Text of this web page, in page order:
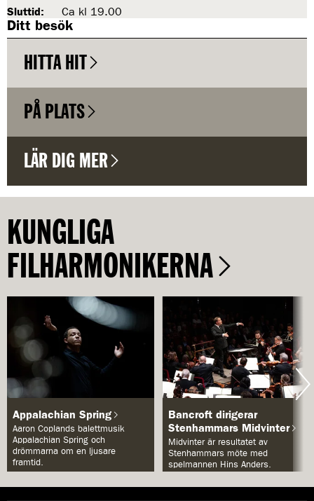
Sluttid:
Ca kl 19.00
Ditt besök
HITTA HIT
PÅ PLATS
LÄR DIG MER
KUNGLIGA
FILHARMONIKERNA
Appalachian Spring
Aaron Coplands balettmusik
Appalachian Spring och
drömmarna om en ljusare
framtid.
Bancroft dirigerar
Stenhammars Midvinter
Midvinter är resultatet av
Stenhammars möte med
spelmannen Hins Anders.